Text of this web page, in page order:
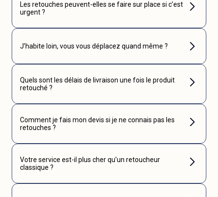
Les retouches peuvent-elles se faire sur place si c’est
urgent ?
J’habite loin, vous vous déplacez quand même ?
Quels sont les délais de livraison une fois le produit
retouché ?
Comment je fais mon devis si je ne connais pas les
retouches ?
Votre service est-il plus cher qu’un retoucheur
classique ?